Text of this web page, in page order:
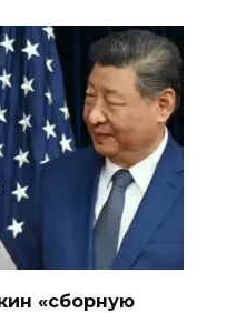
«сборную